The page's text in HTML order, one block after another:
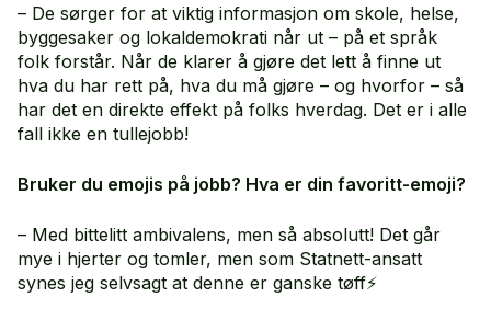
– De sørger for at viktig informasjon om skole, helse,
byggesaker og lokaldemokrati når ut – på et språk
folk forstår. Når de klarer å gjøre det lett å finne ut
hva du har rett på, hva du må gjøre – og hvorfor – så
har det en direkte effekt på folks hverdag. Det er i alle
fall ikke en tullejobb!
Bruker du emojis på jobb? Hva er din favoritt-emoji?
– Med bittelitt ambivalens, men så absolutt! Det går
mye i hjerter og tomler, men som Statnett-ansatt
synes jeg selvsagt at denne er ganske tøff⚡